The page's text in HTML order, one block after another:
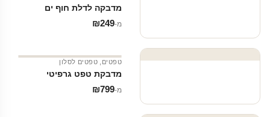
מדבקה לדלת חוף ים
מ‑ ₪249
טפטים טפטים לסלון
מדבקת טפט גרפיטי
מ‑ ₪799